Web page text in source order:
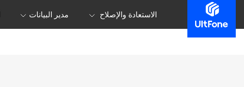
الاستعادة والإصلاح مدير البيانات